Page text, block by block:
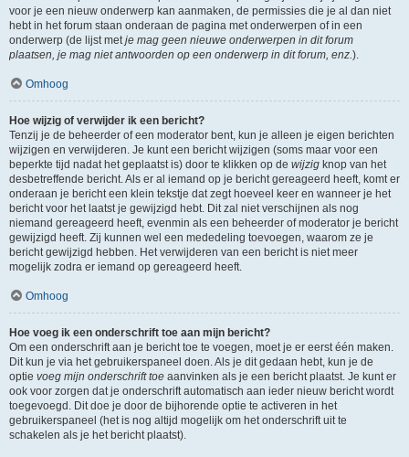
voor je een nieuw onderwerp kan aanmaken, de permissies die je al dan niet
hebt in het forum staan onderaan de pagina met onderwerpen of in een
onderwerp (de lijst metje mag geen nieuwe onderwerpen in dit forum
plaatsen, je mag niet antwoorden op een onderwerp in dit forum, enz.).
Omhoog
Hoe wijzig of verwijder ik een bericht?
Tenzij je de beheerder of een moderator bent, kun je alleen je eigen berichten
wijzigen en verwijderen. Je kunt een bericht wijzigen (soms maar voor een
beperkte tijd nadat het geplaatst is) door te klikken op de wijzig knop van het
desbetreffende bericht. Als er al iemand op je bericht gereageerd heeft, komt er
onderaan je bericht een klein tekstje dat zegt hoeveel keer en wanneer je het
bericht voor het laatst je gewijzigd hebt. Dit zal niet verschijnen als nog
niemand gereageerd heeft, evenmin als een beheerder of moderator je bericht
gewijzigd heeft. Zij kunnen wel een mededeling toevoegen, waarom ze je
bericht gewijzigd hebben. Het verwijderen van een bericht is niet meer
mogelijk zodra er iemand op gereageerd heeft.
Omhoog
Hoe voeg ik een onderschrift toe aan mijn bericht?
Om een onderschrift aan je bericht toe te voegen, moet je er eerst één maken.
Dit kun je via het gebruikerspaneel doen. Als je dit gedaan hebt, kun je de
optie voeg mijn onderschrift toe aanvinken als je een bericht plaatst. Je kunt er
ook voor zorgen dat je onderschrift automatisch aan ieder nieuw bericht wordt
toegevoegd. Dit doe je door de bijhorende optie te activeren in het
gebruikerspaneel (het is nog altijd mogelijk om het onderschrift uit te
schakelen als je het bericht plaatst).